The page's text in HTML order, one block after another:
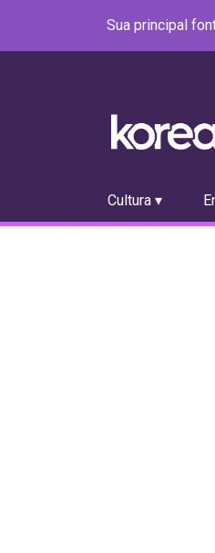
Sua principal
Cultura ▾